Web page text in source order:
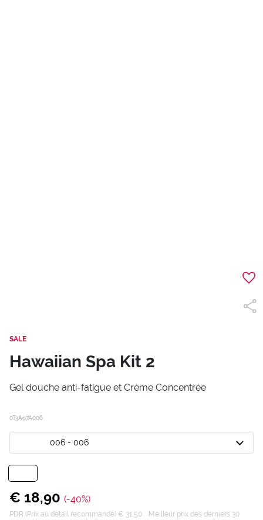
SALE
Hawaiian Spa Kit 2
Gel douche anti-fatigue et Crème Concentrée
0T3A97A006
006 - 006
€ 18,90 (-40%)
PDR (Prix au détail recommandé) € 31,50
Meilleur prix des derniers 30